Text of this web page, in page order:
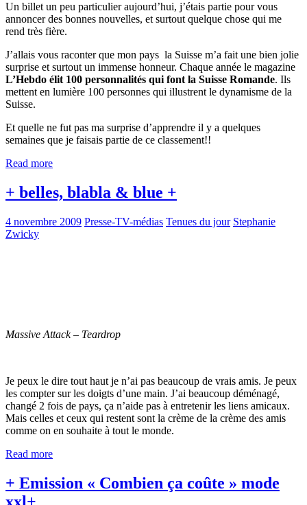
Un billet un peu particulier aujourd’hui, j’étais partie pour vous
annoncer des bonnes nouvelles, et surtout quelque chose qui me
rend très fière.
J’allais vous raconter que mon pays la Suisse m’a fait une bien jolie
surprise et surtout un immense honneur. Chaque année le magazine
L’Hebdo élit 100 personnalités qui font la Suisse Romande. Ils
mettent en lumière 100 personnes qui illustrent le dynamisme de la
Suisse.
Et quelle ne fut pas ma surprise d’apprendre il y a quelques
semaines que je faisais partie de ce classement!!
Read more
+ belles, blabla & blue +
4 novembre 2009 Presse-TV-médias Tenues du jour Stephanie
Zwicky
Massive Attack – Teardrop
Je peux le dire tout haut je n’ai pas beaucoup de vrais amis. Je peux
les compter sur les doigts d’une main. J’ai beaucoup déménagé,
changé 2 fois de pays, ça n’aide pas à entretenir les liens amicaux.
Mais celles et ceux qui restent sont la crème de la crème des amis
comme on en souhaite à tout le monde.
Read more
+ Emission « Combien ça coûte » mode